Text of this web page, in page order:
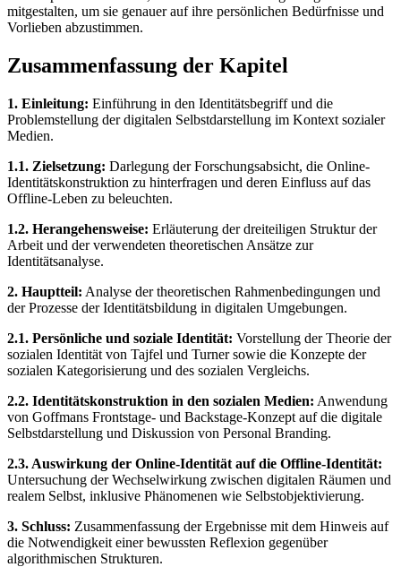
mitgestalten, um sie genauer auf ihre persönlichen Bedürfnisse und
Vorlieben abzustimmen.
Zusammenfassung der Kapitel
1. Einleitung: Einführung in den Identitätsbegriff und die
Problemstellung der digitalen Selbstdarstellung im Kontext sozialer
Medien.
1.1. Zielsetzung: Darlegung der Forschungsabsicht, die Online-
Identitätskonstruktion zu hinterfragen und deren Einfluss auf das
Offline-Leben zu beleuchten.
1.2. Herangehensweise: Erläuterung der dreiteiligen Struktur der
Arbeit und der verwendeten theoretischen Ansätze zur
Identitätsanalyse.
2. Hauptteil: Analyse der theoretischen Rahmenbedingungen und
der Prozesse der Identitätsbildung in digitalen Umgebungen.
2.1. Persönliche und soziale Identität: Vorstellung der Theorie der
sozialen Identität von Tajfel und Turner sowie die Konzepte der
sozialen Kategorisierung und des sozialen Vergleichs.
2.2. Identitätskonstruktion in den sozialen Medien: Anwendung
von Goffmans Frontstage- und Backstage-Konzept auf die digitale
Selbstdarstellung und Diskussion von Personal Branding.
2.3. Auswirkung der Online-Identität auf die Offline-Identität:
Untersuchung der Wechselwirkung zwischen digitalen Räumen und
realem Selbst, inklusive Phänomenen wie Selbstobjektivierung.
3. Schluss: Zusammenfassung der Ergebnisse mit dem Hinweis auf
die Notwendigkeit einer bewussten Reflexion gegenüber
algorithmischen Strukturen.